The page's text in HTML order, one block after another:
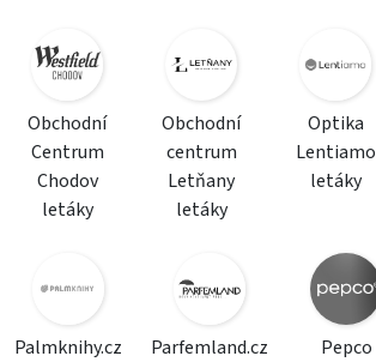
Obchodní
Centrum
Chodov
letáky
Obchodní
centrum
Letňany
letáky
Optika
Lentiamo
letáky
Palmknihy.cz
Parfemland.cz
Pepco